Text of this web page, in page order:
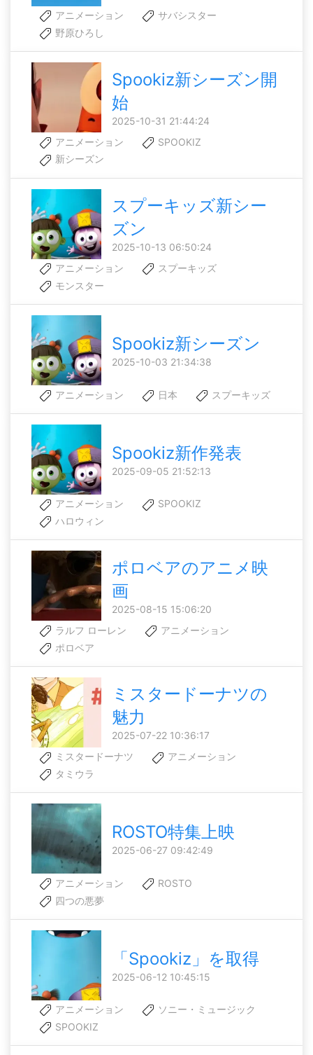
アニメーション
サバシスター
野原ひろし
Spookiz新シーズン開
始
2025-10-31 21:44:24
アニメーション
SPOOKIZ
新シーズン
スプーキッズ新シー
ズン
2025-10-13 06:50:24
アニメーション
スプーキッズ
モンスター
Spookiz新シーズン
2025-10-03 21:34:38
アニメーション 日本 スプーキッズ
Spookiz新作発表
2025-09-05 21:52:13
アニメーション
SPOOKIZ
ハロウィン
ポロベアのアニメ映
画
2025-08-15 15:06:20
ラルフ ローレン
アニメーション
ポロベア
ミスタードーナツの
魅力
2025-07-22 10:36:17
ミスタードーナツ
アニメーション
タミウラ
ROSTO特集上映
2025-06-27 09:42:49
アニメーション
ROSTO
四つの悪夢
「Spookiz」を取得
2025-06-12 10:45:15
アニメーション
ソニー・ミュージック
SPOOKIZ